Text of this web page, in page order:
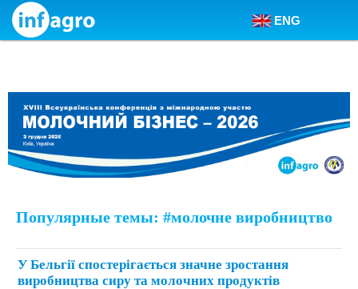
Skip to content
ENG
Популярные темы: #молочне виробництво
У Бельгії спостерігається значне зростання
виробництва сиру та молочних продуктів